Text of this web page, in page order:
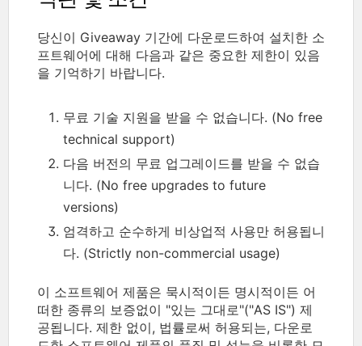
당신이 Giveaway 기간에 다운로드하여 설치한 소
프트웨어에 대해 다음과 같은 중요한 제한이 있음
을 기억하기 바랍니다.
무료 기술 지원을 받을 수 없습니다. (No free
technical support)
다음 버전의 무료 업그레이드를 받을 수 없습
니다. (No free upgrades to future
versions)
엄격하고 순수하게 비상업적 사용만 허용됩니
다. (Strictly non-commercial usage)
이 소프트웨어 제품은 묵시적이든 명시적이든 어
떠한 종류의 보증없이 "있는 그대로"("AS IS") 제
공됩니다. 제한 없이, 법률로써 허용되는, 다운로